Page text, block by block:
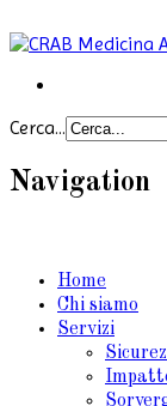
Cerca...
Navigation
Home
Chi siamo
Servizi